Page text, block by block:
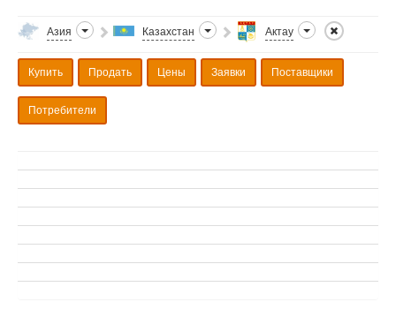
Азия Казахстан Актау
Купить Продать Цены Заявки Поставщики
Потребители